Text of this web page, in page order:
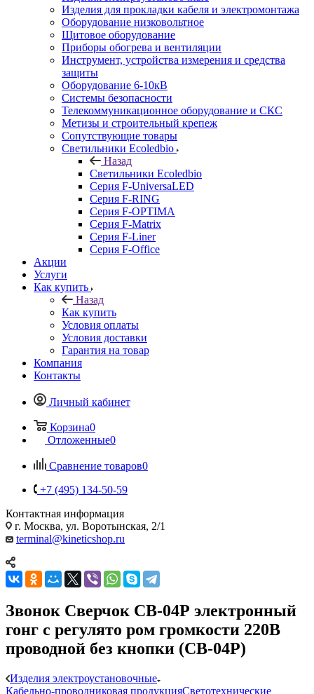
Изделия для прокладки кабеля и электромонтажа
Оборудование низковольтное
Щитовое оборудование
Приборы обогрева и вентиляции
Инструмент, устройства измерения и средства
защиты
Оборудование 6-10кВ
Системы безопасности
Телекоммуникационное оборудование и СКС
Метизы и строительный крепеж
Сопутствующие товары
Светильники Ecoledbio
Назад
Светильники Ecoledbio
Серия F-UniversaLED
Серия F-RING
Серия F-OPTIMA
Серия F-Matrix
Серия F-Liner
Серия F-Office
Акции
Услуги
Как купить
Назад
Как купить
Условия оплаты
Условия доставки
Гарантия на товар
Компания
Контакты
Личный кабинет
Корзина0
Отложенные0
Сравнение товаров0
+7 (495) 134-50-59
Контактная информация
г. Москва, ул. Воротынская, 2/1
terminal@kineticshop.ru
Звонок Сверчок СВ-04Р электронный
гонг с регулято ром громкости 220В
проводной без кнопки (СВ-04Р)
Изделия электроустановочные
Кабельно-проводниковая продукцияСветотехнические